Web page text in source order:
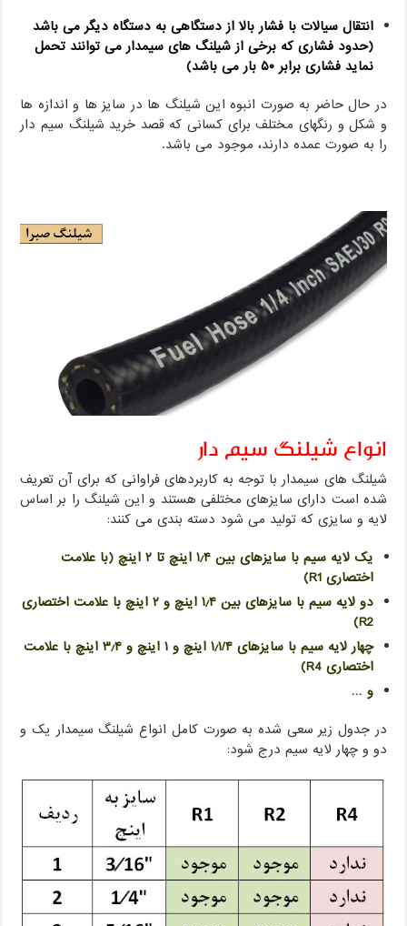
انتقال سیالات با فشار بالا از دستگاهی به دستگاه دیگر می باشد
(حدود فشاری که برخی از شیلنگ های سیمدار می توانند تحمل
نماید فشاری برابر ۵۰ بار می باشد)
در حال حاضر به صورت انبوه این شیلنگ ها در سایز ها و اندازه ها
و شکل و رنگهای مختلف برای کسانی که قصد خرید شیلنگ سیم دار
را به صورت عمده دارند، موجود می باشد.
انواع شیلنگ سیم دار
شیلنگ های سیمدار با توجه به کاربردهای فراوانی که برای آن تعریف
شده است دارای سایزهای مختلفی هستند و این شیلنگ را بر اساس
لایه و سایزی که تولید می شود دسته بندی می کنند:
یک لایه سیم با سایزهای بین ۱٫۴ اینچ تا ۲ اینچ (با علامت
اختصاری R1)
دو لایه سیم با سایزهای بین ۱٫۴ اینچ و ۲ اینچ با علامت اختصاری
R2)
چهار لایه سیم با سایزهای ۱٫۱/۴ اینچ و ۱ اینچ و ۳٫۴ اینچ با علامت
اختصاری R4)
و …
در جدول زیر سعی شده به صورت کامل انواع شیلنگ سیمدار یک و
دو و چهار لایه سیم درج شود: